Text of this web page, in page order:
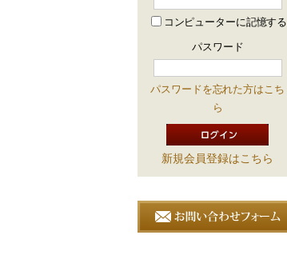
コンピューターに記憶する
パスワード
パスワードを忘れた方はこち
ら
新規会員登録はこちら